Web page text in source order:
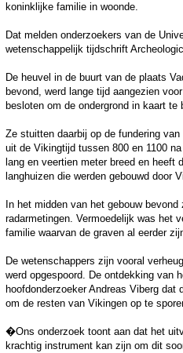
koninklijke familie in woonde.
Dat melden onderzoekers van de
wetenschappelijk tijdschrift
De heuvel in de buurt van de plaats
bevond, werd lange tijd aangezien
besloten om de ondergrond in kaart te
Ze stuitten daarbij op de fundering
uit de Vikingtijd tussen 800 en 1100
lang en veertien meter breed en heeft
langhuizen die werden gebouwd door
In het midden van het gebouw
radarmetingen. Vermoedelijk was het
familie waarvan de graven al eerder
De wetenschappers zijn vooral
werd opgespoord. De ontdekking van
hoofdonderzoeker Andreas Viberg
om de resten van Vikingen op te
�Ons onderzoek toont aan dat het
krachtig instrument kan zijn om dit